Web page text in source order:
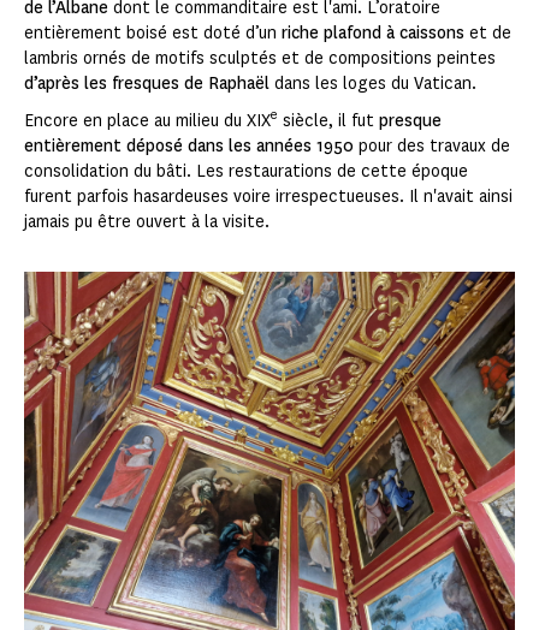
de l’Albane dont le commanditaire est l'ami. L’oratoire
entièrement boisé est doté d’un riche plafond à caissons et de
lambris ornés de motifs sculptés et de compositions peintes
d’après les fresques de Raphaël dans les loges du Vatican.
Encore en place au milieu du XIXe siècle, il fut presque
entièrement déposé dans les années 1950 pour des travaux de
consolidation du bâti. Les restaurations de cette époque
furent parfois hasardeuses voire irrespectueuses. Il n'avait ainsi
jamais pu être ouvert à la visite.